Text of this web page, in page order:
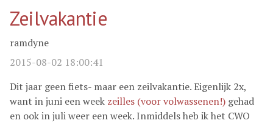
Zeilvakantie
ramdyne
2015-08-02 18:00:41
Dit jaar geen fiets- maar een zeilvakantie. Eigenlijk 2x,
want in juni een week zeilles (voor volwassenen!) gehad
en ook in juli weer een week. Inmiddels heb ik het CWO